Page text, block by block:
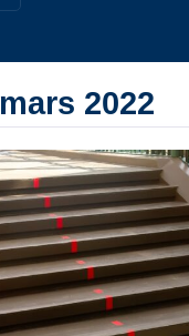
mars 2022